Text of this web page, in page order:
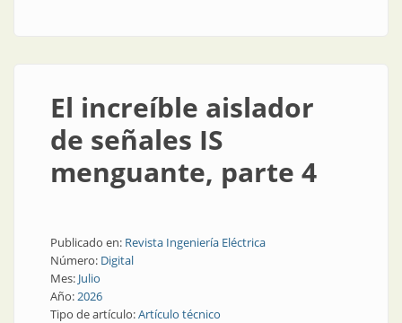
El increíble aislador
de señales IS
menguante, parte 4
Publicado en: Revista Ingeniería Eléctrica
Número: Digital
Mes: Julio
Año:2026
Tipo de artículo:Artículo técnico